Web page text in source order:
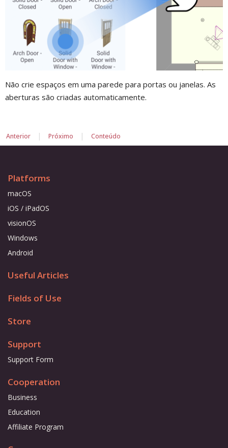
Não crie espaços em uma parede para portas ou janelas. As
aberturas são criadas automaticamente.
Anterior | Próximo | Conteúdo
Platforms
macOS
iOS / iPadOS
visionOS
Windows
Android
Useful Articles
Fields of Use
Store
Support
Support Form
Cooperation
Business
Education
Affiliate Program